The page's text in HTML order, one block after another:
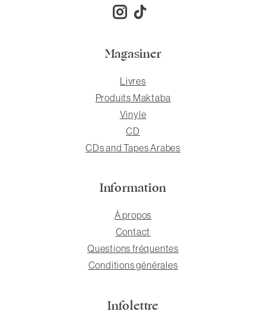
Magasiner
Livres
Produits Maktaba
Vinyle
CD
CDs and Tapes Arabes
Information
À propos
Contact
Questions fréquentes
Conditions générales
Infolettre